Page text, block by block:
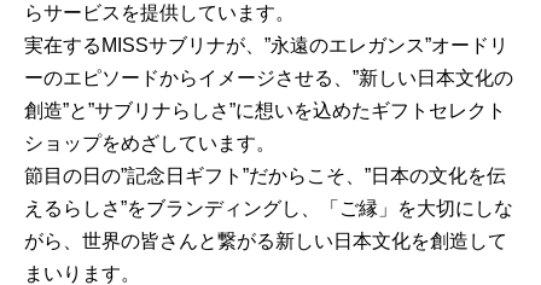
らサービスを提供しています。
実在するMISSサブリナが、”永遠のエレガンス”オードリ
ーのエピソードからイメージさせる、”新しい日本文化の
創造”と”サブリナらしさ”に想いを込めたギフトセレクト
ショップをめざしています。
節目の日の”記念日ギフト”だからこそ、”日本の文化を伝
えるらしさ”をブランディングし、「ご縁」を大切にしな
がら、世界の皆さんと繋がる新しい日本文化を創造して
まいります。